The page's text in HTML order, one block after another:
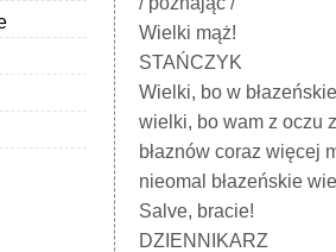
Wielki mąż!
STAŃCZYK
Wielki, bo w
wielki, bo wam z oczu
błaznów coraz więcej
nieomal błazeńskie
Salve, bracie!
DZIENNIKARZ